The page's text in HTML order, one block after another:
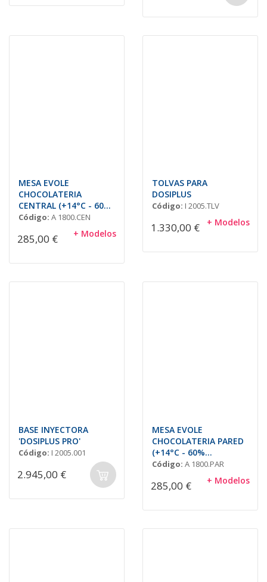
MESA EVOLE
CHOCOLATERIA
CENTRAL (+14°C - 60%
Humedad)
Código: A 1800.CEN
285,00 € + Modelos
TOLVAS PARA
DOSIPLUS
Código: I 2005.TLV
1.330,00 € + Modelos
BASE INYECTORA
'DOSIPLUS PRO'
Código: I 2005.001
2.945,00 €
MESA EVOLE
CHOCOLATERIA PARED
(+14°C - 60%
Humedad)
Código: A 1800.PAR
285,00 € + Modelos